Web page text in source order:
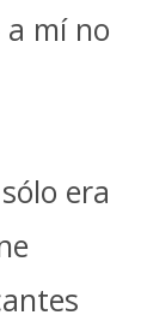
mí no
era